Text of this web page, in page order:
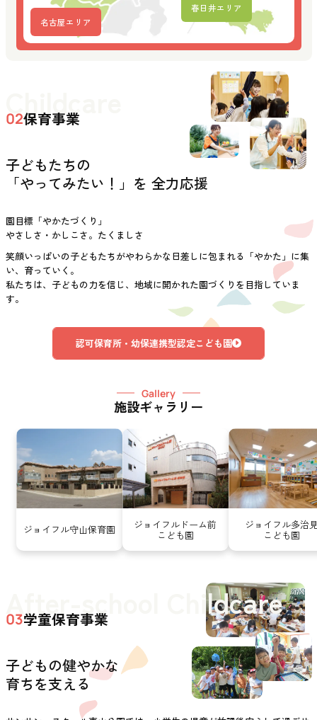
名古屋エリア
春日井エリア
Childcare
02保育事業
子どもたちの
「やってみたい！」を 全力応援
園目標「やかたづくり」
やさしさ・かしこさ。たくましさ
笑顔いっぱいの子どもたちがやわらかな日差しに包まれる「やかた」に集
い、育っていく。
私たちは、子どもの力を信じ、地域に開かれた園づくりを目指していま
す。
認可保育所・幼保連携型認定こども園
Gallery
施設ギャラリー
ジョイフル守山保育園 ジョイフルドーム前
こども園
ジョイフル多治
こども園
After-school Childcare
03学童保育事業
子どもの健やかな
育ちを支える